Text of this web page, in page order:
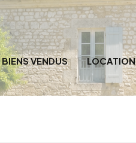
BIENS VENDUS
LOCATION